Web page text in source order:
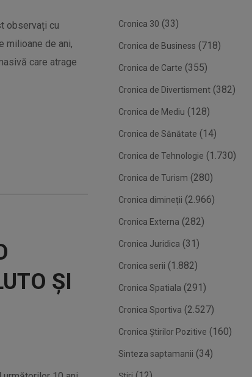
observați cu
milioane de ani,
care atrage
ȘI
Cronica 30 (33)
Cronica de Business (718)
Cronica de Carte (355)
Cronica de Divertisment (382)
Cronica de Mediu (128)
Cronica de Sănătate (14)
Cronica de Tehnologie (1.730)
Cronica de Turism (280)
Cronica dimineții (2.966)
Cronica Externa (282)
Cronica Juridica (31)
Cronica serii (1.882)
Cronica Spatiala (291)
Cronica Sportiva (2.527)
Cronica Știrilor Pozitive (160)
Sinteza saptamanii (34)